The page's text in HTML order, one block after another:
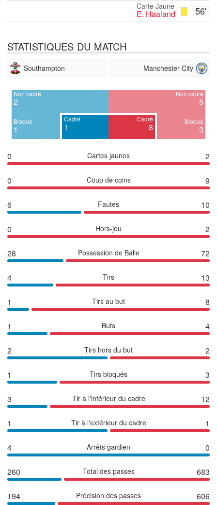
56'
Carte Jaune
E. Haaland
STATISTIQUES DU MATCH
Southampton Manchester City
Non cadré
2
Bloqué
1
Cadré
1
Cadré
8
Non cadré
5
Bloqué
3
0 Cartes jaunes 2
0 Coup de coins 9
6 Fautes 10
0 Hors-jeu 2
28 Possession de Balle 72
4 Tirs 13
1 Tirs au but 8
1 Buts 4
2 Tirs hors du but 2
1 Tirs bloqués 3
3 Tir à l'intérieur du cadre 12
1 Tir à l'extérieur du cadre 1
4 Arrêts gardien 0
260 Total des passes 683
194 Précision des passes 606